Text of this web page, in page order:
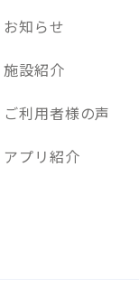
お知らせ
施設紹介
ご利用者様の声
アプリ紹介